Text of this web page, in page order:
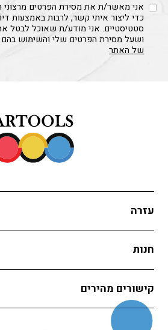
אני מאשר/ת את מסירת הפרטים מרצוני
כדי ליצור איתי קשר, לרבות באמצעות
סטטיסטיים. אני מודע/ת שאוכל לבטל
ושעל מסירת הפרטים שלי והשימוש
של האתר
עזרה
חנות
קישורים מהירים